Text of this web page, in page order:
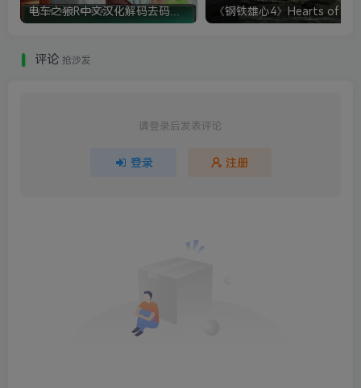
电车之狼R中文汉化解码去码硬盘完整破解版+MOD特典+全CG存档+攻略|修复卡顿
评论 抢沙发
请登录后发表评论
登录 注册